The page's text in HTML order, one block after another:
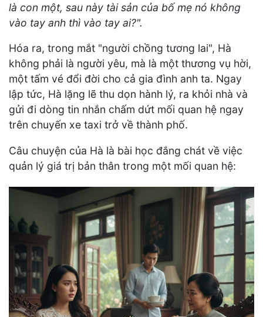
là con một, sau này tài sản của bố mẹ nó không
vào tay anh thì vào tay ai?".
Hóa ra, trong mắt "người chồng tương lai", Hà
không phải là người yêu, mà là một thương vụ hời,
một tấm vé đổi đời cho cả gia đình anh ta. Ngay
lập tức, Hà lặng lẽ thu dọn hành lý, ra khỏi nhà và
gửi đi dòng tin nhắn chấm dứt mối quan hệ ngay
trên chuyến xe taxi trở về thành phố.
Câu chuyện của Hà là bài học đắng chát về việc
quản lý giá trị bản thân trong một mối quan hệ: